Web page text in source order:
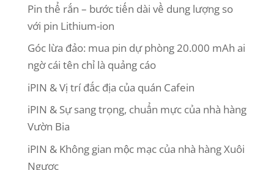
Pin thể rắn – bước tiến dài về dung lượng so
với pin Lithium-ion
Góc lừa đảo: mua pin dự phòng 20.000 mAh ai
ngờ cái tên chỉ là quảng cáo
iPIN & Vị trí đắc địa của quán Cafein
iPIN & Sự sang trọng, chuẩn mực của nhà hàng
Vườn Bia
iPIN & Không gian mộc mạc của nhà hàng Xuôi
Ngược